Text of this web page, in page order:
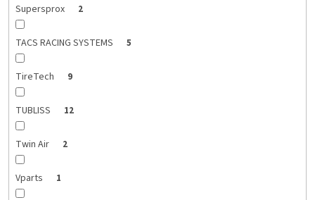
Supersprox 2
TACS RACING SYSTEMS 5
TireTech 9
TUBLISS 12
Twin Air 2
Vparts 1